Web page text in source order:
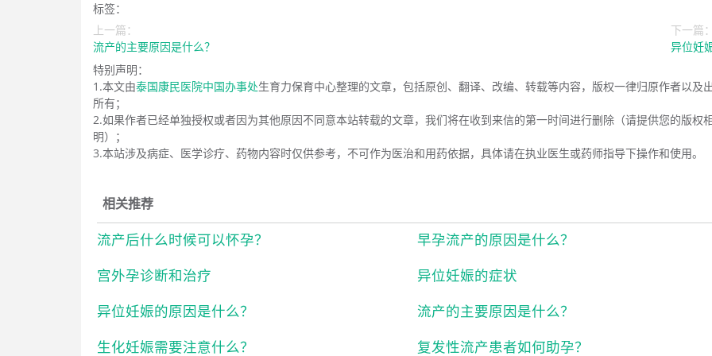
标签：
上一篇：
流产的主要原因是什么？
下一篇：
异位妊
特别声明：
1.本文由泰国康民医院中国办事处生育力保育中心整理的文章，包括原创、翻译、改编、转载等内容，版权一律归原作者以及
所有；
2.如果作者已经单独授权或者因为其他原因不同意本站转载的文章，我们将在收到来信的第一时间进行删除（请提供您的版权
明）；
3.本站涉及病症、医学诊疗、药物内容时仅供参考，不可作为医治和用药依据，具体请在执业医生或药师指导下操作和使用。
相关推荐
流产后什么时候可以怀孕？
早孕流产的原因是什么？
宫外孕诊断和治疗
异位妊娠的症状
异位妊娠的原因是什么？
流产的主要原因是什么？
生化妊娠需要注意什么？
复发性流产患者如何助孕？